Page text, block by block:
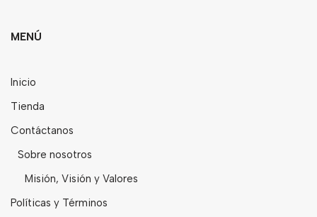
MENÚ
Inicio
Tienda
Contáctanos
Sobre nosotros
Misión, Visión y Valores
Políticas y Términos